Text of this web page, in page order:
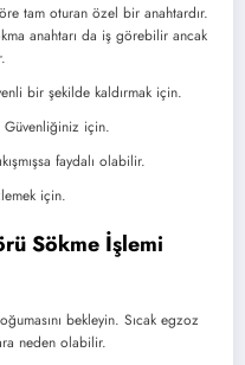
tam oturan özel bir anahtardır.
anahtarı da iş görebilir ancak
bir şekilde kaldırmak için.
Güvenliğiniz için.
faydalı olabilir.
için.
Sökme İşlemi
bekleyin. Sıcak egzoz
neden olabilir.